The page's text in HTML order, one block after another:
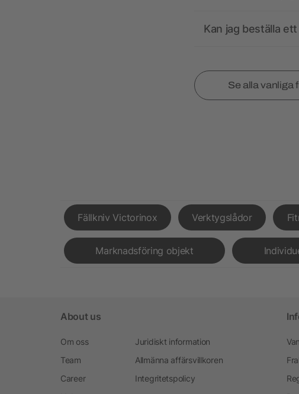
Kan jag beställa
Se alla vanliga
Fällkniv Victorinox Verktygslådor
Marknadsföring objekt
About us
Om oss
Team
Career
Juridiskt information
Allmänna affärsvillkoren
Integritetspolicy